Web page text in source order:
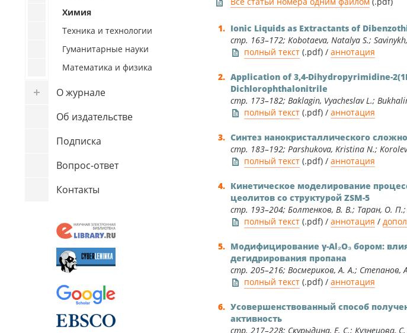
Фото
Наука
Внеучебная жизнь
Университет 4.0
International
Гуманитарные науки
Математика и физика
Ionic Liquids as Extractants of
стр. 163–172; Kobotaeva, Natalya S.;
полный текст (.pdf) / аннотация
Application of 3,4-Dihydropyrimidine-
Dichlorophthalonitrile
стр. 173–182; Baklagin, Vyacheslav L.;
полный текст (.pdf) / аннотация
Синтез нанокристаллического
стр. 183–192; Parshukova, Kristina N.;
полный текст (.pdf) / аннотация
Кинетическое моделирование
цеолитов со структурой ZSM-5
стр. 193–204; Болтенков, В. В.; Таран, О.
полный текст (.pdf) / аннотация /
Модифицирование γ-Al₂O₃ бором:
дегидрирования пропана
стр. 205–216; Восмериков, А. А.; Степанов,
полный текст (.pdf) / аннотация
Усовершенствованный способ
активность
стр. 217–228; Скурыдина, Е. С.; Кузнецова,
Химия
Техника и технологии
Гуманитарные науки
Математика и физика
О журнале
Об издательстве
Подписка
Вопрос-ответ
Контакты